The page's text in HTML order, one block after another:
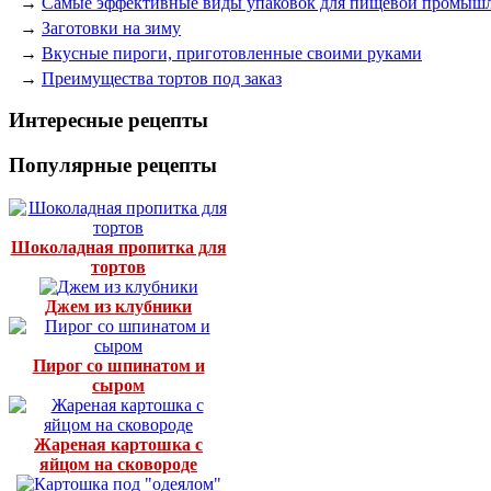
→ Заготовки на зиму
→ Вкусные пироги, приготовленные своими руками
→ Преимущества тортов под заказ
Интересные рецепты
Популярные рецепты
Шоколадная пропитка для
тортов
Джем из клубники
Пирог со шпинатом и
сыром
Жареная картошка с
яйцом на сковороде